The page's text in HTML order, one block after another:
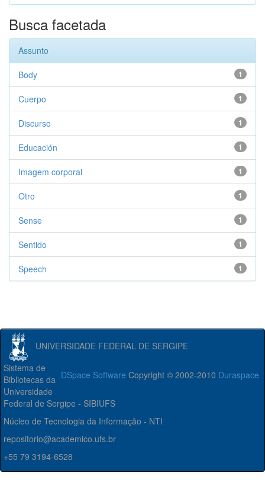
Busca facetada
Assunto
1
Body
1
Cuerpo
1
Discurso
1
Educación
1
Imagem corporal
1
Otro
1
Sense
1
Sentido
1
Speech
UNIVERSIDADE FEDERAL DE SERGIPE
DSpace Software Copyright © 2002-2010 Duraspace
Sistema de
Bibliotecas da
Universidade
Federal de Sergipe - SIBIUFS
Núcleo de Tecnologia da Informação - NTI
repositorio@academico.ufs.br
+55 79 3194-6528